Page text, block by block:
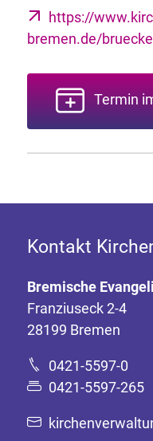
https://
bremen.de/
Termin
Kontakt
Bremische
Franziuseck 2-4
28199 Bremen
0421-5597-0
0421-5597-265